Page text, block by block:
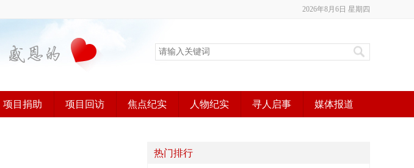
2026年8月6日 星期四
项目捐助 项目回访 焦点纪实 人物纪实 寻人启事 媒体报道
热门排行